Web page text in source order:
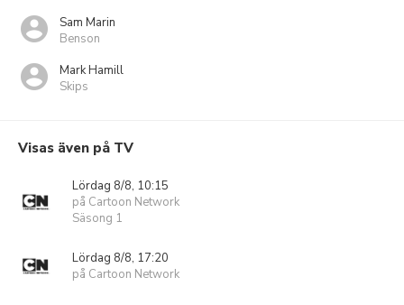
Sam Marin
Benson
Mark Hamill
Skips
Visas även på TV
Lördag 8/8, 10:15
på Cartoon Network
Säsong 1
Lördag 8/8, 17:20
på Cartoon Network